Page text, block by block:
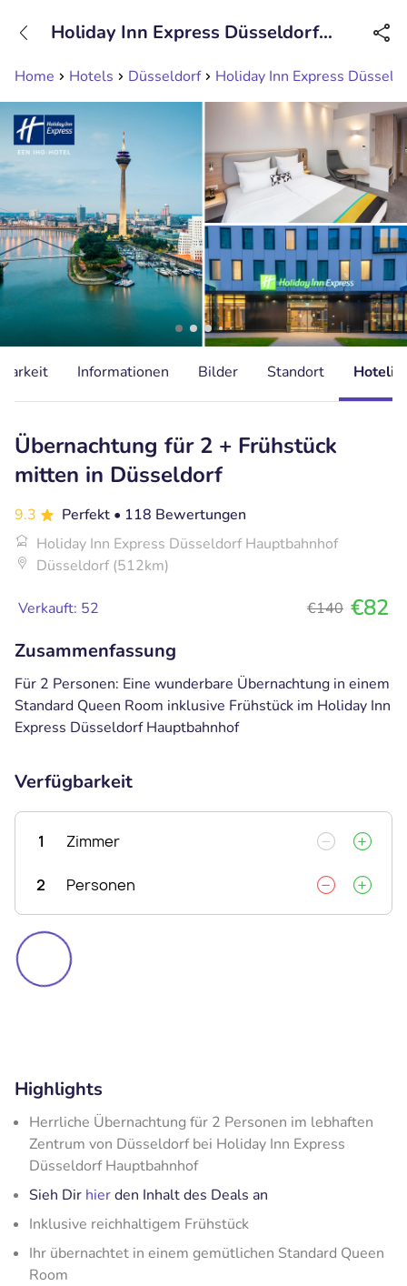
Erreichbar bis 23:00 Uhr
Home Hotels Düsseldorf Holiday Inn Express
Holiday Inn Express Düsseldorf
Informationen Bilder Standort
Übernachtung für 2 + Frühstück
mitten in Düsseldorf
9.3 Perfekt • 118 Bewertungen
Holiday Inn Express Düsseldorf Hauptbahnhof
Düsseldorf (512km)
Verkauft: 52 €140 €82
Zusammenfassung
Für 2 Personen: Eine wunderbare Übernachtung in einem
Standard Queen Room inklusive Frühstück im Holiday Inn
Express Düsseldorf Hauptbahnhof
Verfügbarkeit
1 Zimmer
2 Personen
Highlights
Herrliche Übernachtung für 2 Personen im lebhaften
Zentrum von Düsseldorf bei Holiday Inn Express
Düsseldorf Hauptbahnhof
Sieh Dir hierden Inhalt des Deals an
Inklusive reichhaltigem Frühstück
Ihr übernachtet in einem gemütlichen Standard Queen
Room